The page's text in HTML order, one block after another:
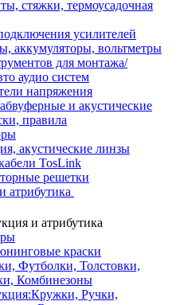
стяжки, термоусадочная
усилителей
аккумуляторы, вольтметры
для монтажа/
аудио систем
напряжения
и акустические
правила
акустические линзы
TosLink
решетки
атрибутика
и атрибутика
краски
Футболки, Толстовки,
Комбинезоны
Ручки,